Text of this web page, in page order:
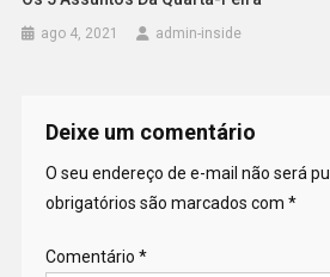
ago 4, 2021 admin-inside
Deixe um comentário
O seu endereço de e-mail não será
obrigatórios são marcados com *
Comentário *